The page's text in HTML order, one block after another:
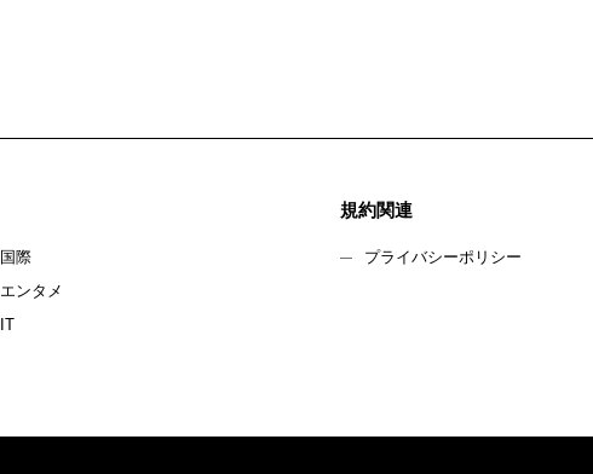
国際
エンタメ
IT
規約関連
プライバシーポリシー